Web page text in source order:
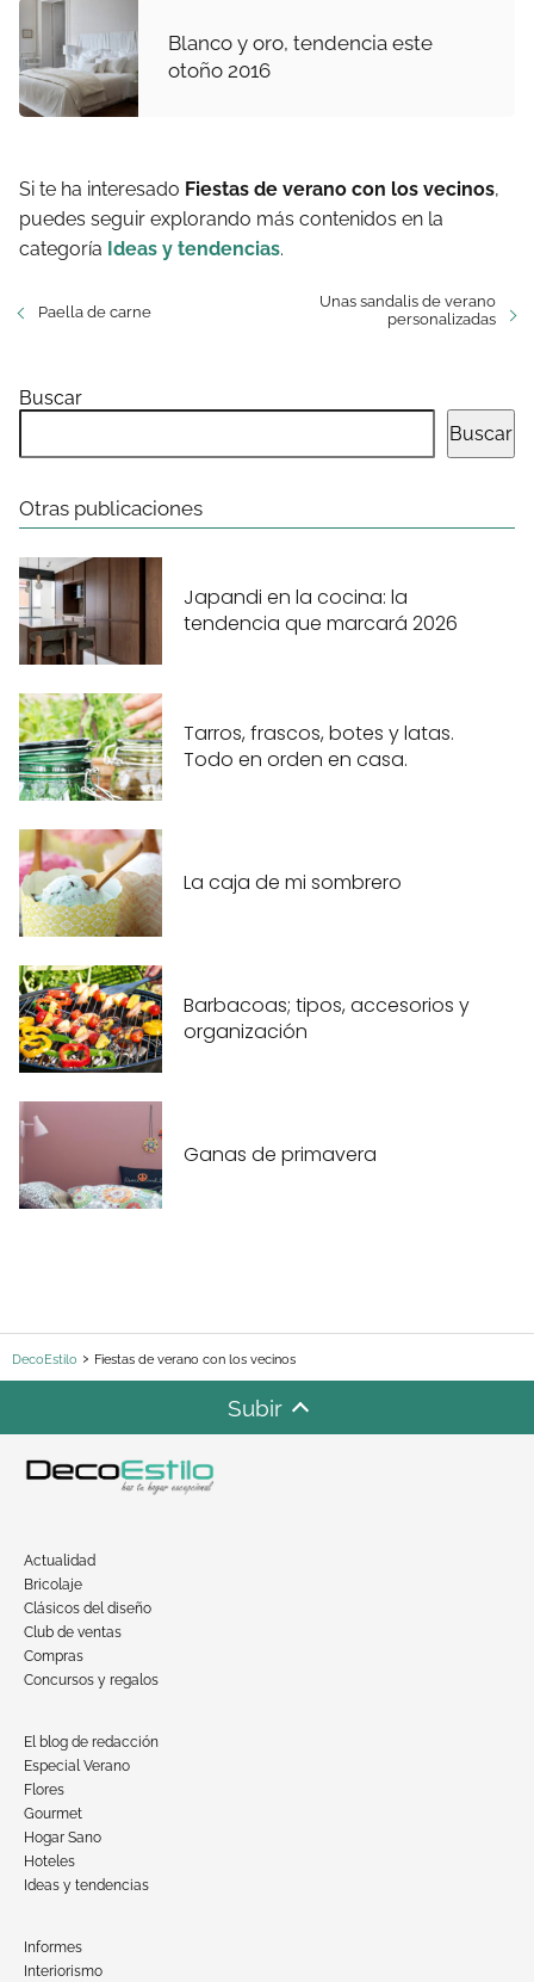
Blanco y oro, tendencia este
otoño 2016
Si te ha interesado Fiestas de verano con los vecinos,
puedes seguir explorando más contenidos en la
categoría Ideas y tendencias.
Paella de carne
Unas sandalis de verano
personalizadas
Buscar
Buscar
Otras publicaciones
Japandi en la cocina: la
tendencia que marcará 2026
Tarros, frascos, botes y latas.
Todo en orden en casa.
La caja de mi sombrero
Barbacoas; tipos, accesorios y
organización
Ganas de primavera
DecoEstilo Fiestas de verano con los vecinos
Subir
Actualidad
Bricolaje
Clásicos del diseño
Club de ventas
Compras
Concursos y regalos
El blog de redacción
Especial Verano
Flores
Gourmet
Hogar Sano
Hoteles
Ideas y tendencias
Informes
Interiorismo